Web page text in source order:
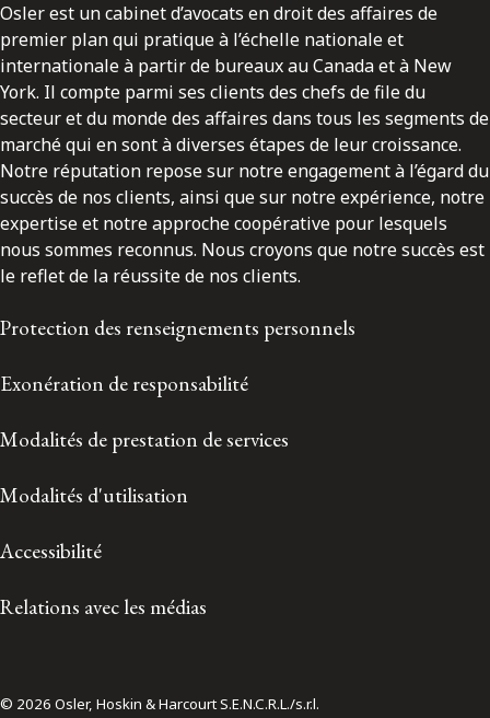
Osler est un cabinet d’avocats en droit des affaires de
premier plan qui pratique à l’échelle nationale et
internationale à partir de bureaux au Canada et à New
York. Il compte parmi ses clients des chefs de file du
secteur et du monde des affaires dans tous les segments de
marché qui en sont à diverses étapes de leur croissance.
Notre réputation repose sur notre engagement à l’égard du
succès de nos clients, ainsi que sur notre expérience, notre
expertise et notre approche coopérative pour lesquels
nous sommes reconnus. Nous croyons que notre succès est
le reflet de la réussite de nos clients.
Protection des renseignements personnels
Exonération de responsabilité
Modalités de prestation de services
Modalités d'utilisation
Accessibilité
Relations avec les médias
© 2026 Osler, Hoskin & Harcourt S.E.N.C.R.L./s.r.l.